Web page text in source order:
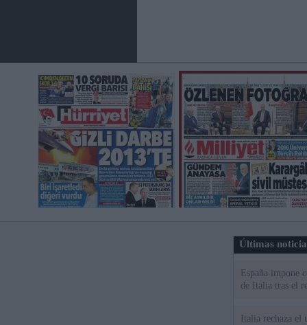
Últimas
España impone
de Italia tras el
Italia rechaza